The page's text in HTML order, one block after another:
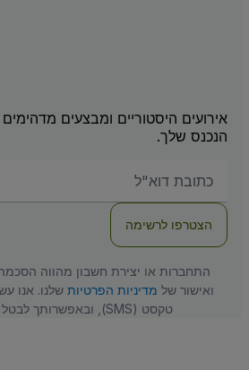
אירועים היסטוריים ומבצעים
הנכנס שלך.
שלכם
הצטרפו לרשימה
התחברות או יצירת חשבון מהווה הסכמה
ואישור שלמדיניות הפרטיותשלנו. אנו
טקסט (SMS), ובאפשרותך לבטל אותן בכל עת.